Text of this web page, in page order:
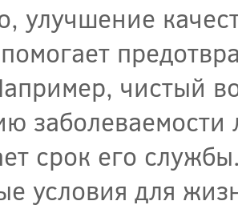
улучшение
чистый
заболеваемости
срок его
условия для